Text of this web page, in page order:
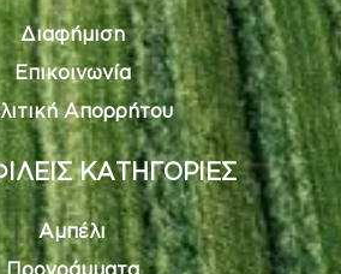
Διαφήμιση
Επικοινωνία
Απορρήτου
ΚΑΤΗΓΟΡΙΕΣ
Αμπέλι
Προγράμματα